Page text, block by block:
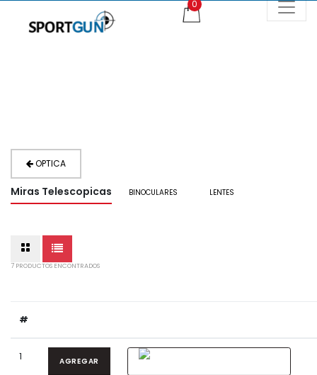
OPTICA
Miras Telescopicas BINOCULARES LENTES
7 PRODUCTOS ENCONTRADOS
#
1 AGREGAR